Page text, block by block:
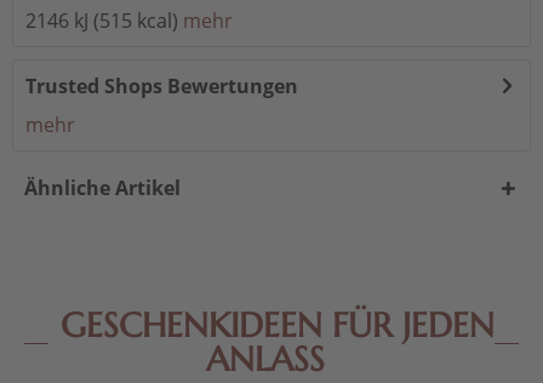
2146 kJ (515 kcal) mehr
Trusted Shops Bewertungen
mehr
Ähnliche Artikel
GESCHENKIDEEN FÜR JEDEN
ANLASS